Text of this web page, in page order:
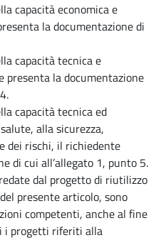
capacità economica e
la documentazione di
capacità tecnica e
la documentazione
capacità tecnica ed
alla sicurezza,
dei rischi, il richiedente
di cui all’allegato 1, punto 5.
dal progetto di riutilizzo
presente articolo, sono
competenti, anche al fine
i progetti riferiti alla